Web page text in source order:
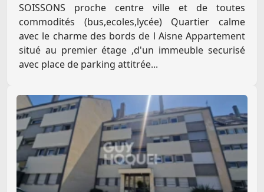
SOISSONS proche centre ville et de toutes
commodités (bus,ecoles,lycée) Quartier calme
avec le charme des bords de l Aisne Appartement
situé au premier étage ,d'un immeuble securisé
avec place de parking attitrée...